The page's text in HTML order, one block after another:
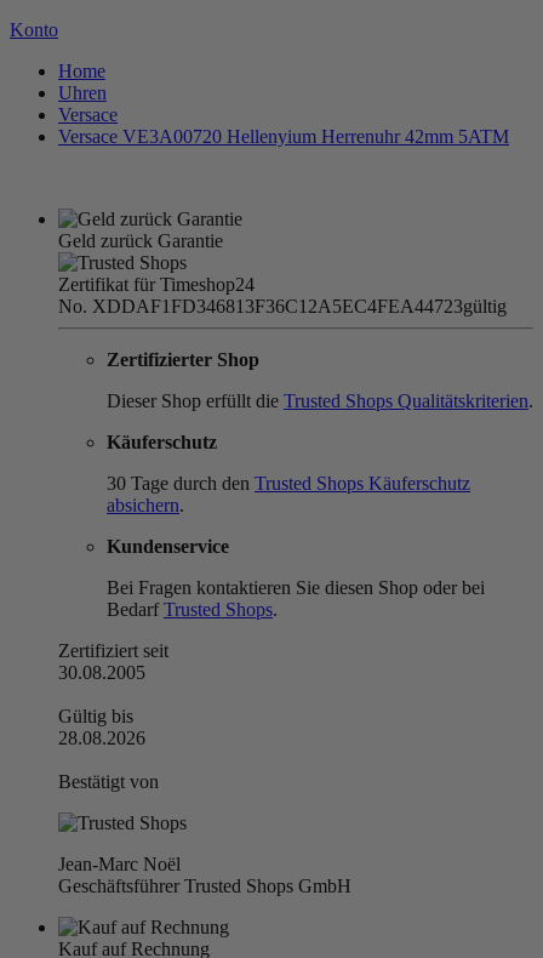
Konto
Home
Uhren
Versace
Versace VE3A00720 Hellenyium Herrenuhr 42mm 5ATM
Geld zurück Garantie
Zertifikat für Timeshop24
No. XDDAF1FD346813F36C12A5EC4FEA44723gültig
Zertifizierter Shop
Dieser Shop erfüllt die Trusted Shops Qualitätskriterien.
Käuferschutz
30 Tage durch den Trusted Shops Käuferschutz
absichern.
Kundenservice
Bei Fragen kontaktieren Sie diesen Shop oder bei
BedarfTrusted Shops.
Zertifiziert seit
30.08.2005
Gültig bis
28.08.2026
Bestätigt von
Jean-Marc Noël
Geschäftsführer Trusted Shops GmbH
Kauf auf Rechnung